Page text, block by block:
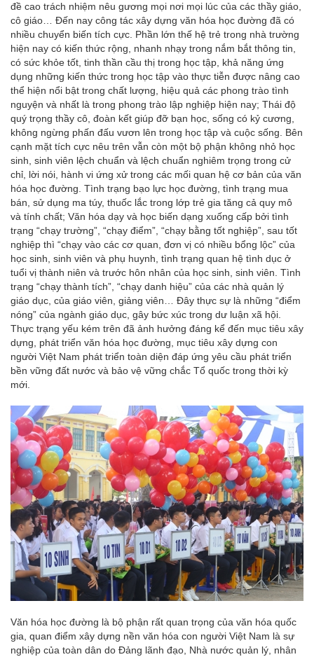
đề cao trách nhiệm nêu gương mọi nơi mọi lúc của các thầy giáo,
cô giáo… Đến nay công tác xây dựng văn hóa học đường đã có
nhiều chuyển biến tích cực. Phần lớn thế hệ trẻ trong nhà trường
hiện nay có kiến thức rộng, nhanh nhạy trong nắm bắt thông tin,
có sức khỏe tốt, tinh thần cầu thị trong học tập, khả năng ứng
dụng những kiến thức trong học tập vào thực tiễn được nâng cao
thể hiện nổi bật trong chất lượng, hiệu quả các phong trào tình
nguyện và nhất là trong phong trào lập nghiệp hiện nay; Thái độ
quý trọng thầy cô, đoàn kết giúp đỡ bạn học, sống có kỷ cương,
không ngừng phấn đấu vươn lên trong học tập và cuộc sống. Bên
cạnh mặt tích cực nêu trên vẫn còn một bộ phận không nhỏ học
sinh, sinh viên lệch chuẩn và lệch chuẩn nghiêm trọng trong cử
chỉ, lời nói, hành vi ứng xử trong các mối quan hệ cơ bản của văn
hóa học đường. Tình trạng bạo lực học đường, tình trạng mua
bán, sử dụng ma túy, thuốc lắc trong lớp trẻ gia tăng cả quy mô
và tính chất; Văn hóa dạy và học biến dạng xuống cấp bởi tình
trạng “chạy trường”, “chạy điểm”, “chạy bằng tốt nghiệp”, sau tốt
nghiệp thì “chạy vào các cơ quan, đơn vị có nhiều bổng lộc” của
học sinh, sinh viên và phụ huynh, tình trạng quan hệ tình dục ở
tuổi vị thành niên và trước hôn nhân của học sinh, sinh viên. Tình
trạng “chạy thành tích”, “chạy danh hiệu” của các nhà quản lý
giáo dục, của giáo viên, giảng viên… Đây thực sự là những “điểm
nóng” của ngành giáo dục, gây bức xúc trong dư luận xã hội.
Thực trạng yếu kém trên đã ảnh hưởng đáng kể đến mục tiêu xây
dựng, phát triển văn hóa học đường, mục tiêu xây dựng con
người Việt Nam phát triển toàn diện đáp ứng yêu cầu phát triển
bền vững đất nước và bảo vệ vững chắc Tổ quốc trong thời kỳ
mới.
Văn hóa học đường là bộ phận rất quan trọng của văn hóa quốc
gia, quan điểm xây dựng nền văn hóa con người Việt Nam là sự
nghiệp của toàn dân do Đảng lãnh đạo, Nhà nước quản lý, nhân